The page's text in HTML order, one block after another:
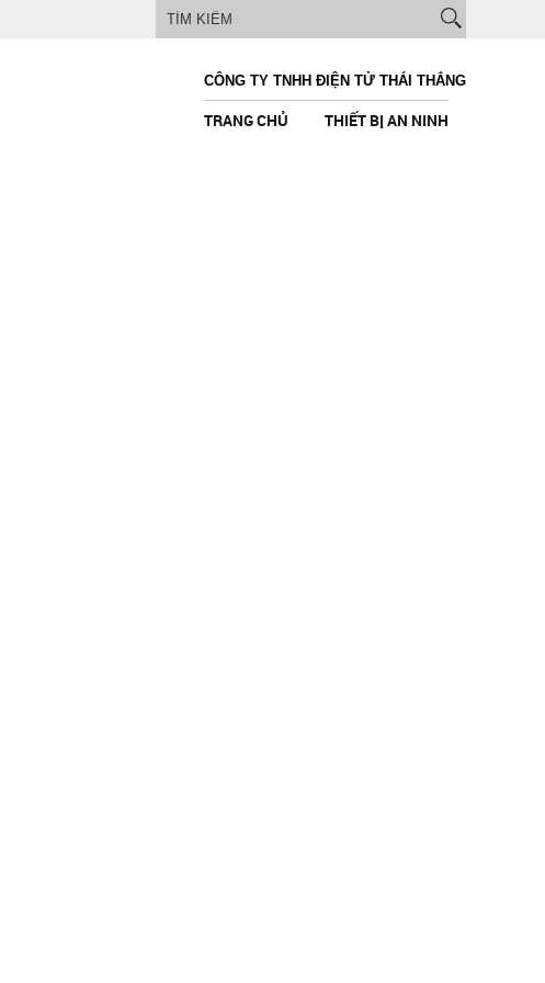
CÔNG TY TNHH ĐIỆN TỬ THÁI THẮNG
TRANG CHỦ THIẾT BỊ AN NINH